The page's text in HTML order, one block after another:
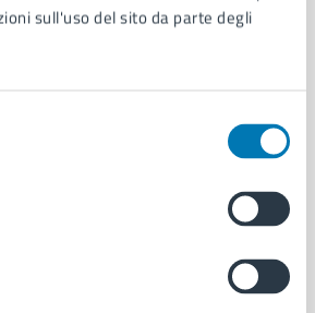
sull'uso del sito da parte degli
e protocollo